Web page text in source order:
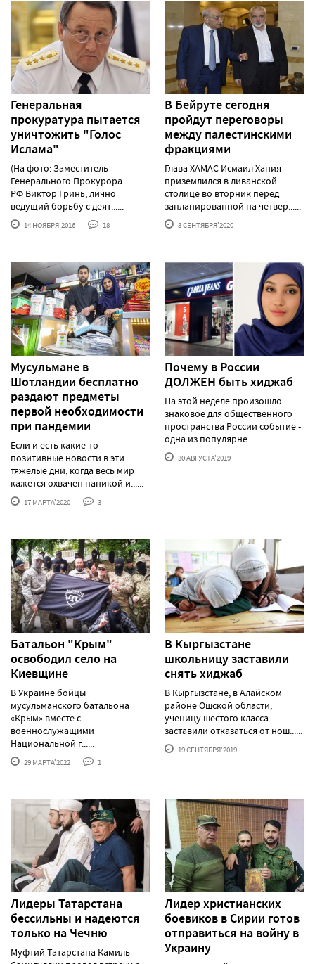
Генеральная
прокуратура пытается
уничтожить "Голос
Ислама"
(На фото: Заместитель
Генерального Прокурора
РФ Виктор Гринь, лично
ведущий борьбу с деят......
14 НОЯБРЯ'2016 18
В Бейруте сегодня
пройдут переговоры
между палестинскими
фракциями
Глава ХАМАС Исмаил Хания
приземлился в ливанской
столице во вторник перед
запланированной на четвер......
3 СЕНТЯБРЯ'2020
Мусульмане в
Шотландии бесплатно
раздают предметы
первой необходимости
при пандемии
Если и есть какие-то
позитивные новости в эти
тяжелые дни, когда весь мир
кажется охвачен паникой и......
17 МАРТА'2020 3
Почему в России
ДОЛЖЕН быть хиджаб
На этой неделе произошло
знаковое для общественного
пространства России событие -
одна из популярне......
30 АВГУСТА'2019
Батальон "Крым"
освободил село на
Киевщине
В Украине бойцы
мусульманского батальона
«Крым» вместе с
военнослужащими
Национальной г......
29 МАРТА'2022 1
В Кыргызстане
школьницу заставили
снять хиджаб
В Кыргызстане, в Алайском
районе Ошской области,
ученицу шестого класса
заставили отказаться от нош......
19 СЕНТЯБРЯ'2019
Лидеры Татарстана
бессильны и надеются
только на Чечню
Муфтий Татарстана Камиль
Лидер христианских
боевиков в Сирии готов
отправиться на войну в
Украину